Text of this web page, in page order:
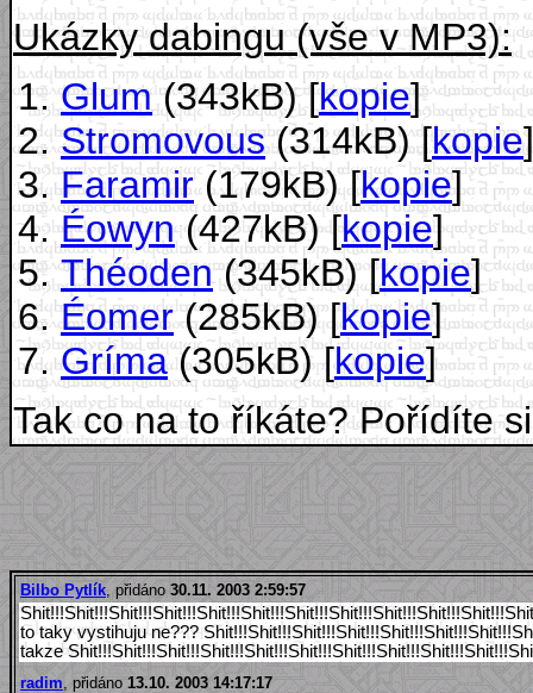
Ukázky dabingu (vše v MP3):
Glum(343kB) [kopie]
Stromovous(314kB) [kopie]
Faramir(179kB) [kopie]
Éowyn(427kB) [kopie]
Théoden(345kB) [kopie]
Éomer(285kB) [kopie]
Gríma(305kB) [kopie]
Tak co na to říkáte? Pořídíte
Bilbo Pytlík , přidáno 30.11. 2003 2:59:57
to taky vystihuju ne???
takze
radim , přidáno 13.10. 2003 14:17:17